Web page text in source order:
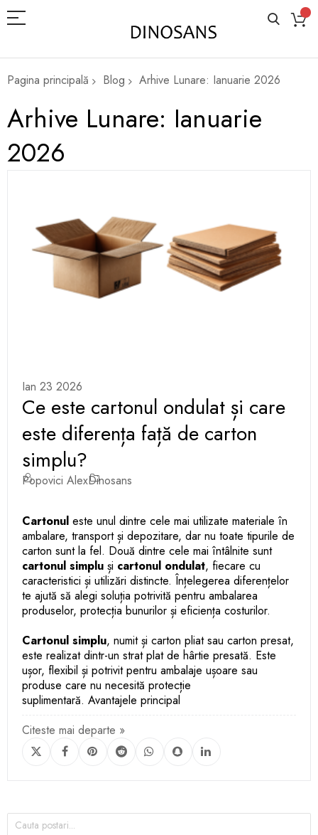
Pagina principală Blog Arhive Lunare: Ianuarie 2026
Arhive Lunare: Ianuarie
2026
Ian 23 2026
Ce este cartonul ondulat și care
este diferența față de carton
simplu?
Popovici AlexDinosans
Cartonul este unul dintre cele mai utilizate materiale în
ambalare, transport și depozitare, dar nu toate tipurile de
carton sunt la fel. Două dintre cele mai întâlnite sunt
cartonul simplu și cartonul ondulat, fiecare cu
caracteristici și utilizări distincte. Înțelegerea diferențelor
te ajută să alegi soluția potrivită pentru ambalarea
produselor, protecția bunurilor și eficiența costurilor.
Cartonul simplu, numit și carton pliat sau carton presat,
este realizat dintr-un strat plat de hârtie presată. Este
ușor, flexibil și potrivit pentru ambalaje ușoare sau
produse care nu necesită protecție
suplimentară. Avantajele principal
Citeste mai departe »